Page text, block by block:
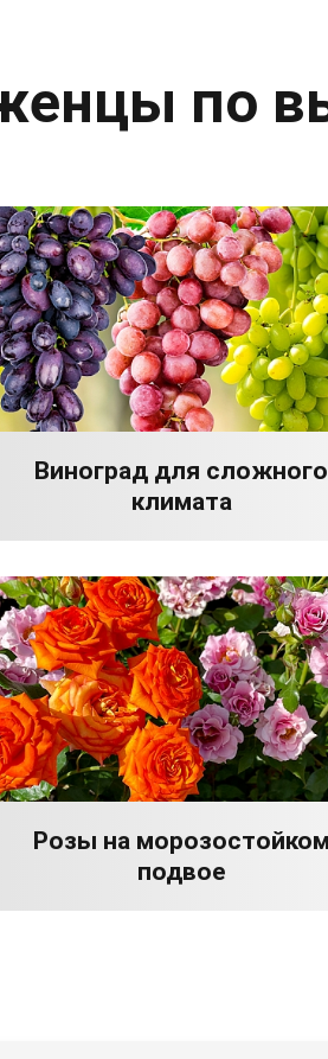
по
Виноград для сложного
климата
Розы на морозостойком
подвое